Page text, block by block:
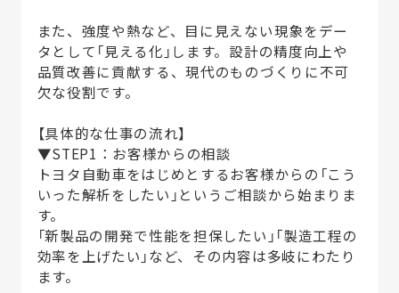
また、強度や熱など、目に見えない現象をデー
タとして「見える化」します。設計の精度向上や
品質改善に貢献する、現代のものづくりに不可
欠な役割です。
【具体的な仕事の流れ】
▼STEP1：お客様からの相談
トヨタ自動車をはじめとするお客様からの「こう
いった解析をしたい」というご相談から始まりま
す。
「新製品の開発で性能を担保したい」「製造工程の
効率を上げたい」など、その内容は多岐にわたり
ます。